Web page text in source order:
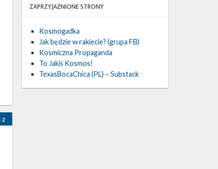
2
ZAPRZYJAŹNIONE STRONY
Kosmogadka
Jak będzie w rakiecie? (grupa FB)
Kosmiczna Propaganda
To Jakiś Kosmos!
TexasBocaChica (PL) – Substack